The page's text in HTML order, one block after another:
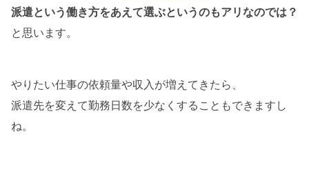
派遣という働き方をあえて選ぶというのもアリなのでは？
と思います。
やりたい仕事の依頼量や収入が増えてきたら、
派遣先を変えて勤務日数を少なくすることもできますし
ね。